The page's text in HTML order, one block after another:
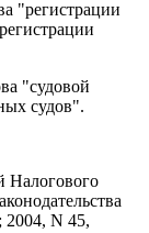
"регистрации
"судовой
судов".
Налогового
2004, N 45,